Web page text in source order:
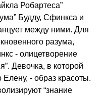
Робартеса”
Будду, Сфинкса и
между ними. Для
разума,
- олицетворение
Девочка, в которой
- образ красоты.
“знание